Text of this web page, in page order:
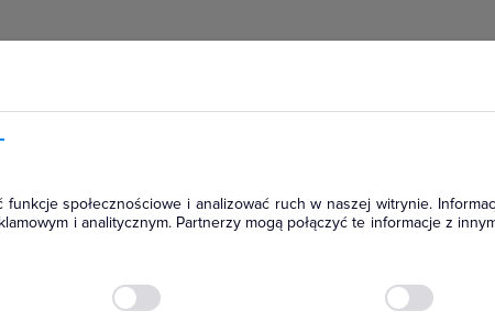
społecznościowe i analizować ruch w naszej witrynie.
i analitycznym. Partnerzy mogą połączyć te informacje z